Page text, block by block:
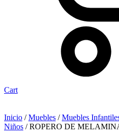
Cart
Inicio /Muebles /Muebles
Niños / ROPERO DE